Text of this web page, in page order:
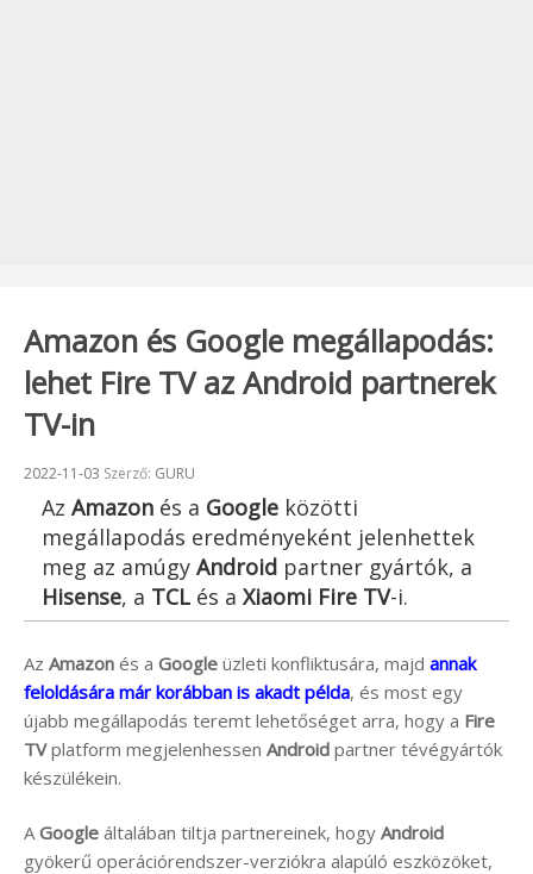
Amazon és Google megállapodás:
lehet Fire TV az Android partnerek
TV-in
Beküldve:
2022-11-03 Szerző: GURU
Az Amazon és a Google közötti
megállapodás eredményeként jelenhettek
meg az amúgy Android partner gyártók, a
Hisense, a TCL és a Xiaomi Fire TV-i.
Az Amazon és a Google üzleti konfliktusára, majd annak
feloldására már korábban is akadt példa, és most egy
újabb megállapodás teremt lehetőséget arra, hogy a Fire
TVplatform megjelenhessen Android partner tévégyártók
készülékein.
AGoogle általában tiltja partnereinek, hogy Android
gyökerű operációrendszer-verziókra alapúló eszközöket,